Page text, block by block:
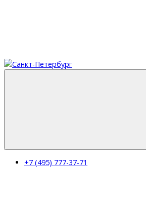
+7 (495) 777-37-71